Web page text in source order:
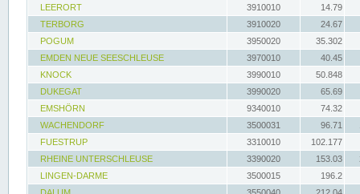
LEERORT
3910010
14.79
TERBORG
3910020
24.67
POGUM
3950020
35.302
EMDEN NEUE SEESCHLEUSE
3970010
40.45
KNOCK
3990010
50.848
DUKEGAT
3990020
65.69
EMSHÖRN
9340010
74.32
WACHENDORF
3500031 96.71
FUESTRUP
3310010
102.177
RHEINE UNTERSCHLEUSE
3390020 153.03
LINGEN-DARME
3500015
196.2